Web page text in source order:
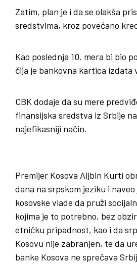
Zatim, plan je i da se olakša
sredstvima, kroz povećano
Kao poslednja 10. mera bi bio
čija je bankovna kartica izdata
CBK dodaje da su mere
finansijska sredstva iz Srbije
najefikasniji način.
Premijer Kosova Aljbin Kurti
dana na srpskom jeziku i
kosovske vlade da pruži
kojima je to potrebno, bez
etničku pripadnost, kao i da
Kosovu nije zabranjen, te da
banke Kosova ne sprečava